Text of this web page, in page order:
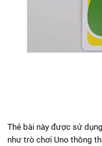
Thẻ bài này được sử
như trò chơi Uno thông